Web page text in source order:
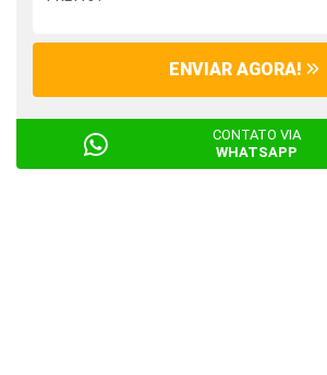
ENVIAR AGORA!
CONTATO VIA
WHATSAPP